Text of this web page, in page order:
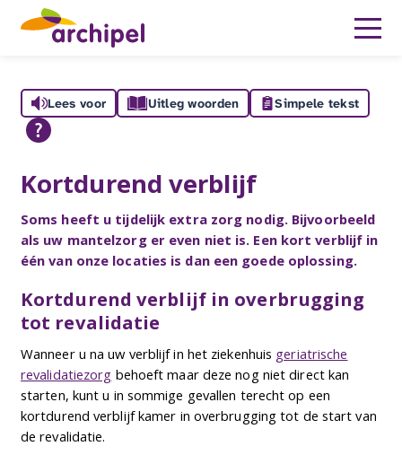
Lees voor Uitleg woorden Simpele tekst
Kortdurend verblijf
Soms heeft u tijdelijk extra zorg nodig. Bijvoorbeeld
als uw mantelzorg er even niet is. Een kort verblijf in
één van onze locaties is dan een goede oplossing.
Kortdurend verblijf in overbrugging
tot revalidatie
Wanneer u na uw verblijf in het ziekenhuis geriatrische
revalidatiezorg behoeft maar deze nog niet direct kan
starten, kunt u in sommige gevallen terecht op een
kortdurend verblijf kamer in overbrugging tot de start van
de revalidatie.